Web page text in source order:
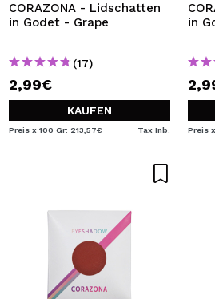
CORAZONA - Lidschatten
in Godet - Grape
(17)
2,99€
KAUFEN
Preis x 100 Gr: 213,57€ Tax Inb.
in
Preis